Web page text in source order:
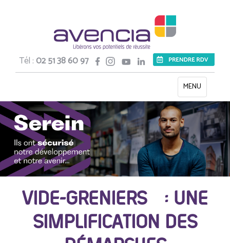
Tél :02 51 38 60 97
Toggle
navigation
MENU
VIDE-GRENIERS : UNE
SIMPLIFICATION DES